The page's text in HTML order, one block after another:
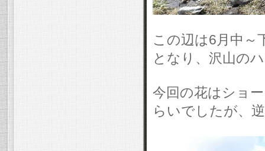
この辺は6月中～
となり、沢山の
今回の花はショ
らいでしたが、